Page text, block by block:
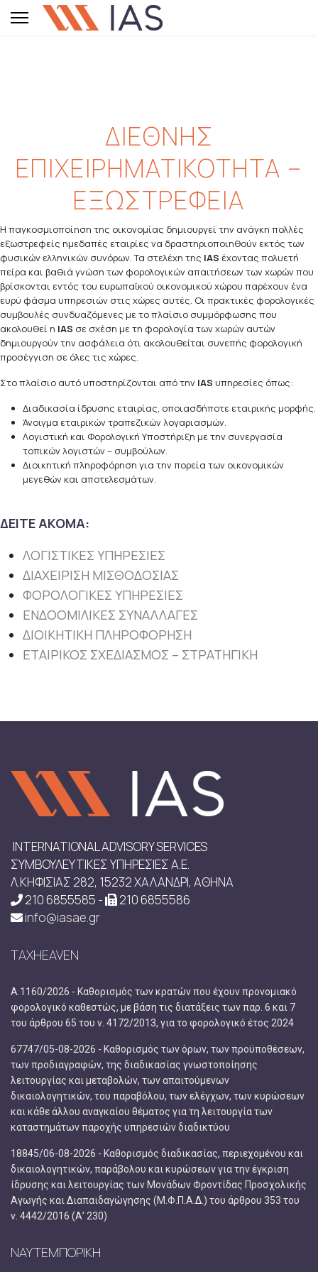
ΔΙΕΘΝΗΣ
ΕΠΙΧΕΙΡΗΜΑΤΙΚΟΤΗΤΑ –
ΕΞΩΣΤΡΕΦΕΙΑ
Η παγκοσμιοποίηση της οικονομίας δημιουργεί την ανάγκη πολλές
εξωστρεφείς ημεδαπές εταιρίες να δραστηριοποιηθούν εκτός των
φυσικών ελληνικών συνόρων. Τα στελέχη της IAS έχοντας πολυετή
πείρα και βαθιά γνώση των φορολογικών απαιτήσεων των χωρών που
βρίσκονται εντός του ευρωπαϊκού οικονομικού χώρου παρέχουν ένα
ευρύ φάσμα υπηρεσιών στις χώρες αυτές. Οι πρακτικές φορολογικές
συμβουλές συνδυαζόμενες με το πλαίσιο συμμόρφωσης που
ακολουθεί η IAS σε σχέση με τη φορολογία των χωρών αυτών
δημιουργούν την ασφάλεια ότι ακολουθείται συνεπής φορολογική
προσέγγιση σε όλες τις χώρες.
Στο πλαίσιο αυτό υποστηρίζονται από την IAS υπηρεσίες όπως:
Διαδικασία ίδρυσης εταιρίας, οποιασδήποτε εταιρικής μορφής.
Άνοιγμα εταιρικών τραπεζικών λογαριασμών.
Λογιστική και Φορολογική Υποστήριξη με την συνεργασία
τοπικών λογιστών – συμβούλων.
Διοικητική πληροφόρηση για την πορεία των οικονομικών
μεγεθών και αποτελεσμάτων.
ΔΕΙΤΕ ΑΚΟΜΑ:
ΛΟΓΙΣΤΙΚΕΣ ΥΠΗΡΕΣΙΕΣ
ΔΙΑΧΕΙΡΙΣΗ ΜΙΣΘΟΔΟΣΙΑΣ
ΦΟΡΟΛΟΓΙΚΕΣ ΥΠΗΡΕΣΙΕΣ
ΕΝΔΟΟΜΙΛΙΚΕΣ ΣΥΝΑΛΛΑΓΕΣ
ΔΙΟΙΚΗΤΙΚΗ ΠΛΗΡΟΦΟΡΗΣΗ
ΕΤΑΙΡΙΚΟΣ ΣΧΕΔΙΑΣΜΟΣ – ΣΤΡΑΤΗΓΙΚΗ
INTERNATIONAL ADVISORY SERVICES
ΣΥΜΒΟΥΛΕΥΤΙΚΕΣ ΥΠΗΡΕΣΙΕΣ Α.Ε.
Λ.ΚΗΦΙΣΙΑΣ 282, 15232 ΧΑΛΑΝΔΡΙ, ΑΘΗΝΑ
210 6855585 -
210 6855586
info@iasae.gr
TAXHEAVEN
Α.1160/2026 - Καθορισμός των κρατών που έχουν προνομιακό
φορολογικό καθεστώς, με βάση τις διατάξεις των παρ. 6 και 7
του άρθρου 65 του ν. 4172/2013, για το φορολογικό έτος 2024
67747/05-08-2026 - Καθορισμός των όρων, των προϋποθέσεων,
των προδιαγραφών, της διαδικασίας γνωστοποίησης
λειτουργίας και μεταβολών, των απαιτούμενων
δικαιολογητικών, του παραβόλου, των ελέγχων, των κυρώσεων
και κάθε άλλου αναγκαίου θέματος για τη λειτουργία των
καταστημάτων παροχής υπηρεσιών διαδικτύου
18845/06-08-2026 - Καθορισμός διαδικασίας, περιεχομένου και
δικαιολογητικών, παράβολου και κυρώσεων για την έγκριση
ίδρυσης και λειτουργίας των Μονάδων Φροντίδας Προσχολικής
Αγωγής και Διαπαιδαγώγησης (Μ.Φ.Π.Α.Δ.) του άρθρου 353 του
ν. 4442/2016 (Α’ 230)
ΝΑΥΤΕΜΠΟΡΙΚΗ